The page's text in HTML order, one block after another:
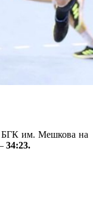
БГК им. Мешкова на
34:23.